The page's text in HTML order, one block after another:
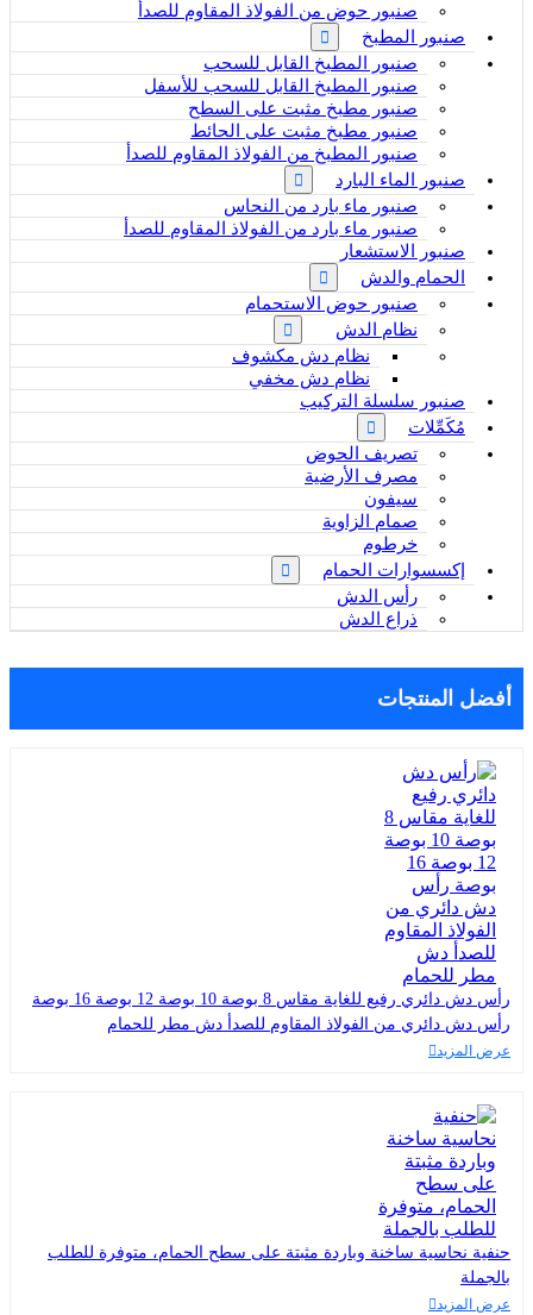
صنبور حوض من الفولاذ المقاوم للصدأ
صنبور المطبخ
صنبور المطبخ القابل للسحب
صنبور المطبخ القابل للسحب للأسفل
صنبور مطبخ مثبت على السطح
صنبور مطبخ مثبت على الحائط
صنبور المطبخ من الفولاذ المقاوم للصدأ
صنبور الماء البارد
صنبور ماء بارد من النحاس
صنبور ماء بارد من الفولاذ المقاوم للصدأ
صنبور الاستشعار
الحمام والدش
صنبور حوض الاستحمام
نظام الدش
نظام دش مكشوف
نظام دش مخفي
صنبور سلسلة التركيب
مُكَمِّلات
تصريف الحوض
مصرف الأرضية
سيفون
صمام الزاوية
خرطوم
إكسسوارات الحمام
رأس الدش
ذراع الدش
أفضل المنتجات
رأس دش دائري رفيع للغاية مقاس 8 بوصة 10 بوصة 12 بوصة 16 بوصة
رأس دش دائري من الفولاذ المقاوم للصدأ دش مطر للحمام
عرض المزيد
حنفية نحاسية ساخنة وباردة مثبتة على سطح الحمام، متوفرة للطلب
بالجملة
عرض المزيد